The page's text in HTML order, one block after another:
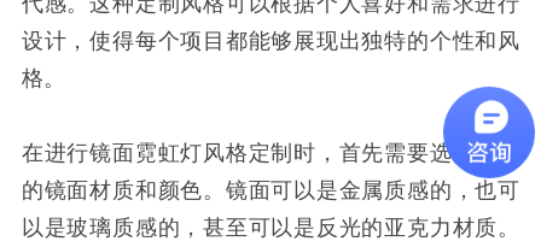
设计，使得每个项目都能够展现出独特的个性和风
格。
在进行镜面霓虹灯风格定制时，首先需要选择合适
的镜面材质和颜色。镜面可以是金属质感的，也可
以是玻璃质感的，甚至可以是反光的亚克力材质。